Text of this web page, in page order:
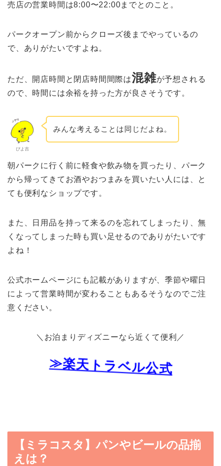
売店の営業時間は8:00〜22:00までとのこと。
パークオープン前からクローズ後までやっているの
で、ありがたいですよね。
ただ、開店時間と閉店時間間際は混雑が予想される
ので、時間には余裕を持った方が良さそうです。
ぴよ吉
みんな考えることは同じだよね。
朝パークに行く前に軽食や飲み物を買ったり、パーク
から帰ってきてお酒やおつまみを買いたい人には、と
ても便利なショップです。
また、日用品を持って来るのを忘れてしまったり、無
くなってしまった時も買い足せるのでありがたいです
よね！
公式ホームページにも記載がありますが、季節や曜日
によって営業時間が変わることもあるそうなのでご注
意ください。
＼お泊まりディズニーなら近くて便利／
≫楽天トラベル公式
【ミラコスタ】パンやビールの品揃
えは？